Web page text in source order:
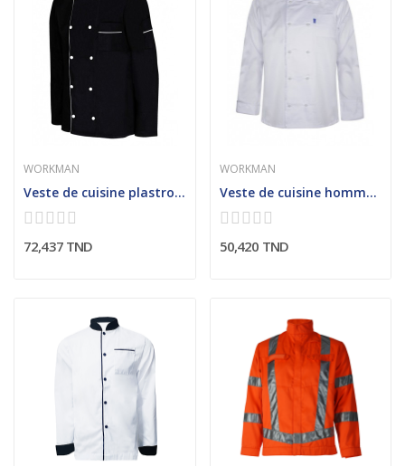
WORKMAN
Veste de cuisine plastron double contrasté (Homme)
72,437 TND
WORKMAN
Veste de cuisine homme col officier
50,420 TND